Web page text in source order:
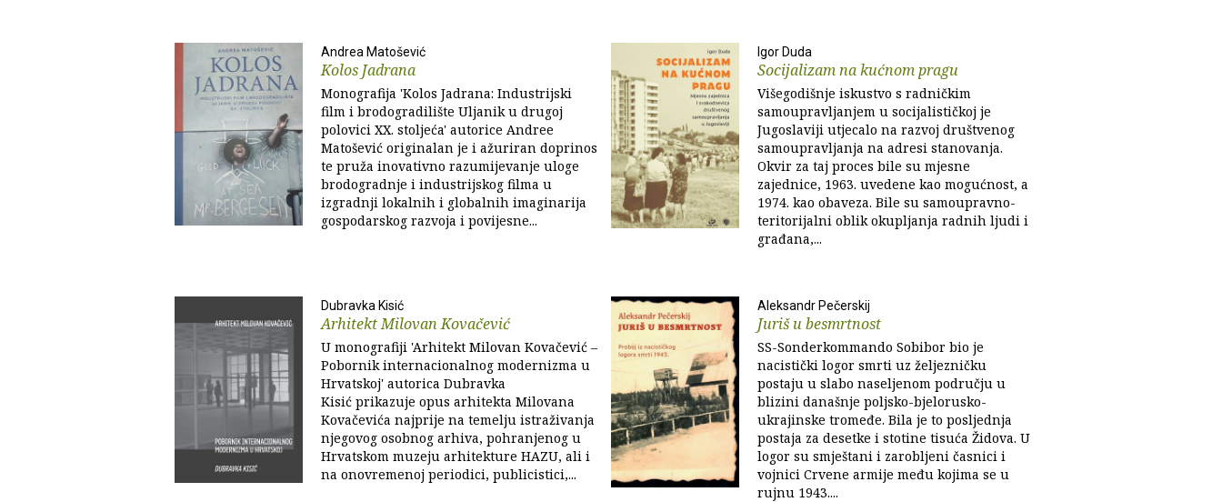
Andrea Matošević
Kolos Jadrana
Monografija 'Kolos Jadrana: Industrijski
film i brodogradilište Uljanik u drugoj
polovici XX. stoljeća' autorice Andree
Matošević originalan je i ažuriran doprinos
te pruža inovativno razumijevanje uloge
brodogradnje i industrijskog filma u
izgradnji lokalnih i globalnih imaginarija
gospodarskog razvoja i povijesne...
Igor Duda
Socijalizam na kućnom pragu
Višegodišnje iskustvo s radničkim
samoupravljanjem u socijalističkoj je
Jugoslaviji utjecalo na razvoj društvenog
samoupravljanja na adresi stanovanja.
Okvir za taj proces bile su mjesne
zajednice, 1963. uvedene kao mogućnost, a
1974. kao obaveza. Bile su samoupravno-
teritorijalni oblik okupljanja radnih ljudi i
građana,...
Dubravka Kisić
Arhitekt Milovan Kovačević
U monografiji 'Arhitekt Milovan Kovačević –
Pobornik internacionalnog modernizma u
Hrvatskoj' autorica Dubravka
Kisić prikazuje opus arhitekta Milovana
Kovačevića najprije na temelju istraživanja
njegovog osobnog arhiva, pohranjenog u
Hrvatskom muzeju arhitekture HAZU, ali i
na onovremenoj periodici, publicistici,...
Aleksandr Pečerskij
Juriš u besmrtnost
SS-Sonderkommando Sobibor bio je
nacistički logor smrti uz željezničku
postaju u slabo naseljenom području u
blizini današnje poljsko-bjelorusko-
ukrajinske tromeđe. Bila je to posljednja
postaja za desetke i stotine tisuća Židova. U
logor su smještani i zarobljeni časnici i
vojnici Crvene armije među kojima se u
rujnu 1943....